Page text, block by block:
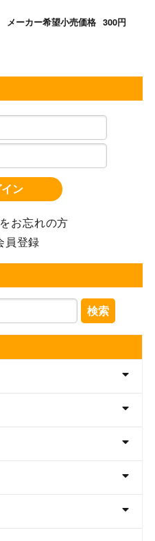
メーカー希望小売価格 300円
ン
お忘れの方
員登録
検索